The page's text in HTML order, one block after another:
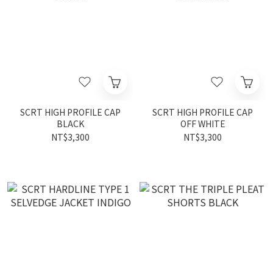
SCRT HIGH PROFILE CAP
BLACK
NT$3,300
SCRT HIGH PROFILE CAP
OFF WHITE
NT$3,300